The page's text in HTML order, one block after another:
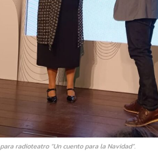
radioteatro “Un cuento para la Navidad”.